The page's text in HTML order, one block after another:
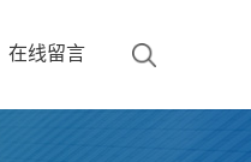
在线留言